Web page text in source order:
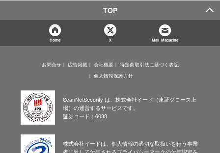
TOP
Home X Mail Magazine
お問合せ 広告掲載 会社概要
特定商取引法に基づく表記
個人情報保護方針
ScanNetSecurity は、株式会社イード（東証グロース上
場）の運営するサービスです。
証券コード：6038
株式会社イードは、個人情報の適切な取扱いを行う事業